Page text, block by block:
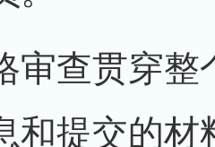
审查贯穿
和提交的